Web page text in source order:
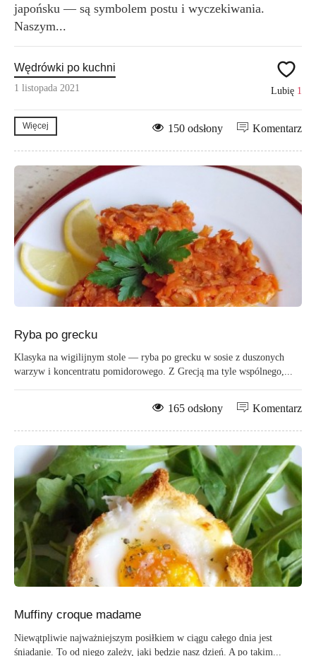
japońsku — są symbolem postu i wyczekiwania.
Naszym...
Wędrówki po kuchni
1 listopada 2021 Lubię 1
Więcej Komentarz
150 odsłony
Ryba po grecku
Klasyka na wigilijnym stole — ryba po grecku w sosie z duszonych
warzyw i koncentratu pomidorowego. Z Grecją ma tyle wspólnego,...
Komentarz
165 odsłony
Muffiny croque madame
Niewątpliwie najważniejszym posiłkiem w ciągu całego dnia jest
śniadanie. To od niego zależy, jaki będzie nasz dzień. A po takim...